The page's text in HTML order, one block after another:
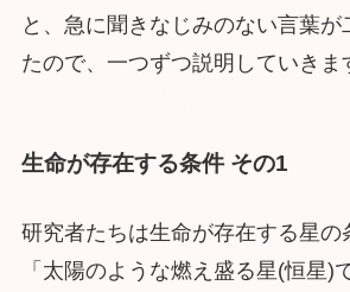
と、急に聞きなじみのない言葉が
たので、一つずつ説明していきま
生命が存在する条件 その1
研究者たちは生命が存在する星の
「太陽のような燃え盛る星(恒星)